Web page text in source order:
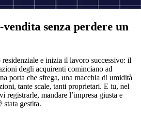
senza perdere un
e inizia il lavoro successivo: il
degli acquirenti cominciano ad
porta che sfrega, una macchia di umidità
tante scale, tanti proprietari. E tu, nel
registrarle, mandare l’impresa giusta e
stata gestita.